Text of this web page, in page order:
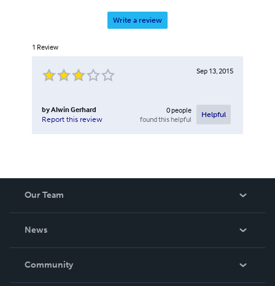
Write a review
1 Review
Sep 13, 2015
byAlwin Gerhard
Report this review
0people
found this helpful
Helpful
Our Team
News
In The News
Community